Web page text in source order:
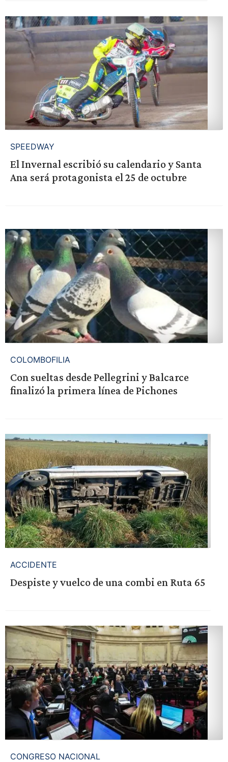
SPEEDWAY
El Invernal escribió su calendario y Santa
Ana será protagonista el 25 de octubre
COLOMBOFILIA
Con sueltas desde Pellegrini y Balcarce
finalizó la primera línea de Pichones
ACCIDENTE
Despiste y vuelco de una combi en Ruta 65
CONGRESO NACIONAL